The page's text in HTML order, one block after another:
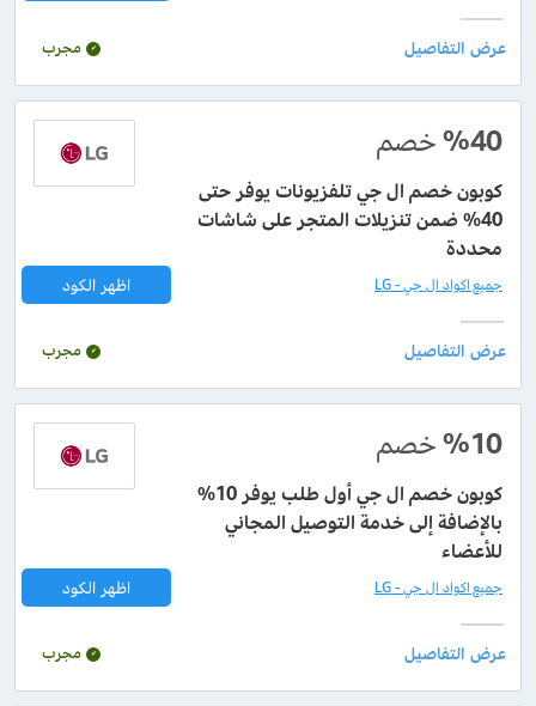
مجرب
%40خصم
كوبون خصم ال جي تلفزيونات يوفر حتى
40% ضمن تنزيلات المتجر على شاشات
محددة
اظهر الكود جميع اكواد ال جي - LG
مجرب
%10خصم
كوبون خصم ال جي أول طلب يوفر 10%
بالإضافة إلى خدمة التوصيل المجاني
للأعضاء
اظهر الكود جميع اكواد ال جي - LG
مجرب